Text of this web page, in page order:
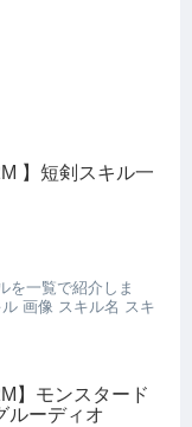
】短剣スキル一
を一覧で紹介しま
画像 スキル名 スキ
】モンスタード
ルーディオ